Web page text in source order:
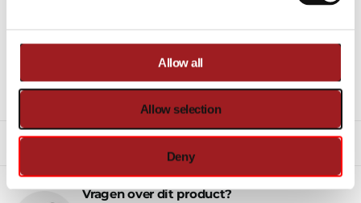
Allow all
Allow selection
Deny
5 sterren beoordelingenop Trusted Shops
10+ jaargarantie
Verzending & Levering
Vragen over dit product?